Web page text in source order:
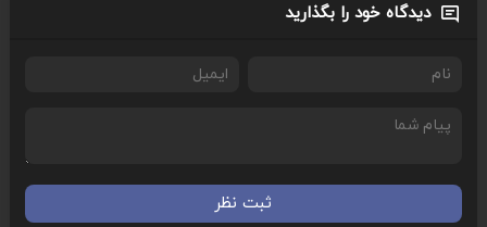
دیدگاه خود را بگذارید
ثبت نظر